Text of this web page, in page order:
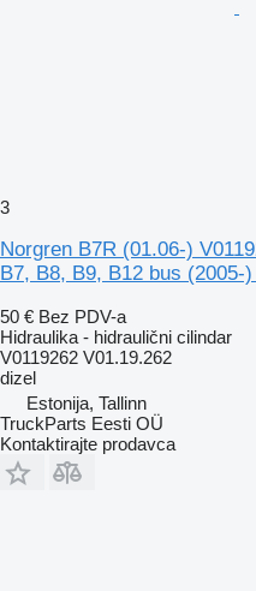
3
Norgren B7R (01.06-)
B7, B8, B9, B12 bus (2005-
50 € Bez PDV-a
Hidraulika - hidraulični cilindar
V0119262 V01.19.262
dizel
Estonija, Tallinn
TruckParts Eesti OÜ
Kontaktirajte prodavca